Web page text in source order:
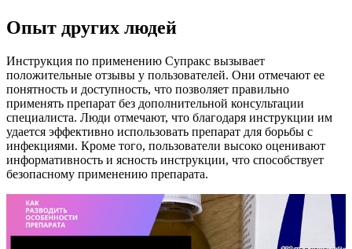
Опыт других людей
Инструкция по применению Супракс вызывает
положительные отзывы у пользователей. Они отмечают ее
понятность и доступность, что позволяет правильно
применять препарат без дополнительной консультации
специалиста. Люди отмечают, что благодаря инструкции им
удается эффективно использовать препарат для борьбы с
инфекциями. Кроме того, пользователи высоко оценивают
информативность и ясность инструкции, что способствует
безопасному применению препарата.